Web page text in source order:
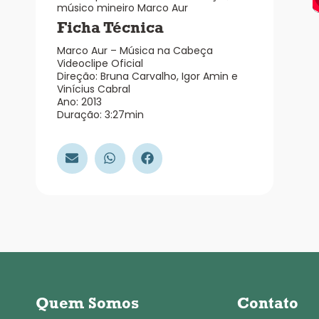
músico mineiro Marco Aur
Ficha Técnica
Marco Aur – Música na Cabeça
Videoclipe Oficial
Direção: Bruna Carvalho, Igor Amin e
Vinícius Cabral
Ano: 2013
Duração: 3:27min
Quem Somos Contato